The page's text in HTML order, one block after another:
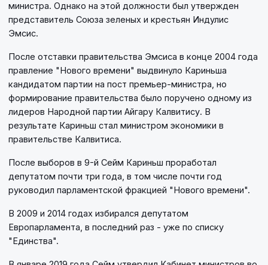
министра. Однако на этой должности был утвержден
представитель Союза зеленых и крестьян Индулис
Эмсис.
После отставки правительства Эмсиса в конце 2004 года
правление "Нового времени" выдвинуло Кариньша
кандидатом партии на пост премьер-министра, но
формирование правительства было поручено одному из
лидеров Народной партии Айгару Калвитису. В
результате Кариньш стал министром экономики в
правительстве Калвитиса.
После выборов в 9-й Сейм Кариньш проработал
депутатом почти три года, в том числе почти год
руководил парламентской фракцией "Нового времени".
В 2009 и 2014 годах избирался депутатом
Европарламента, в последний раз - уже по списку
"Единства".